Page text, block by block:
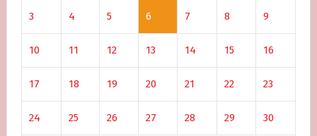
3 4 5 6 7 8 9
10 11 12 13 14 15 16
17 18 19 20 21 22 23
24 25 26 27 28 29 30